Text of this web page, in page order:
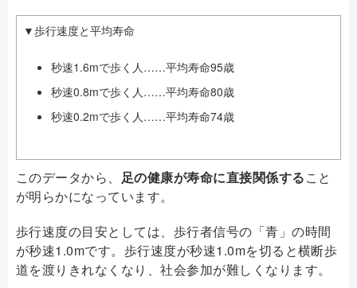
▼歩行速度と平均寿命
秒速1.6mで歩く人……平均寿命95歳
秒速0.8mで歩く人……平均寿命80歳
秒速0.2mで歩く人……平均寿命74歳
このデータから、 足の健康が寿命に直接関係すること
が明らかになっています。
歩行速度の目安としては、歩行者信号の「青」の時間
が秒速1.0mです。歩行速度が秒速1.0mを切ると横断歩
道を渡りきれなくなり、社会参加が難しくなります。